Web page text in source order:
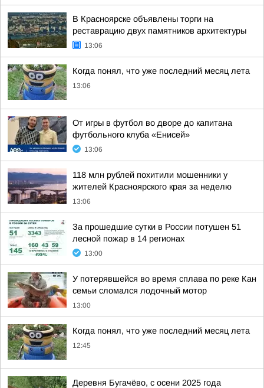
В Красноярске объявлены торги на
реставрацию двух памятников архитектуры
13:06
Когда понял, что уже последний месяц лета
13:06
От игры в футбол во дворе до капитана
футбольного клуба «Енисей»
13:06
118 млн рублей похитили мошенники у
жителей Красноярского края за неделю
13:06
За прошедшие сутки в России потушен 51
лесной пожар в 14 регионах
13:00
У потерявшейся во время сплава по реке Кан
семьи сломался лодочный мотор
13:00
Когда понял, что уже последний месяц лета
12:45
Деревня Бугачёво, с осени 2025 года